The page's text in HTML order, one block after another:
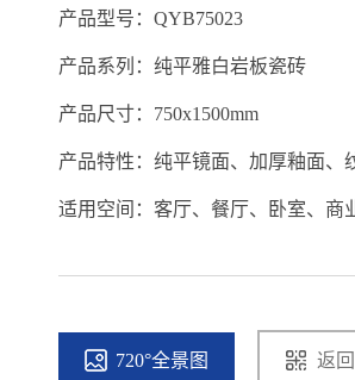
产品型号：QYB75023
产品系列：纯平雅白岩板瓷砖
产品尺寸：750x1500mm
产品特性：纯平镜面、加厚釉面、
适用空间：客厅、餐厅、卧室、商
720°全景图 返